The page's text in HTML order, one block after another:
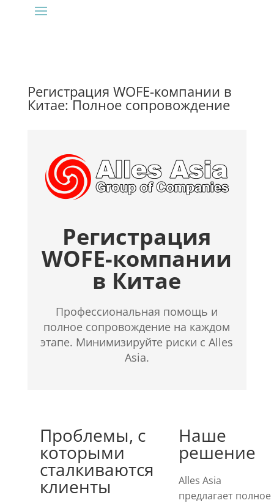
Регистрация WOFE-компании в
Китае: Полное сопровождение
Регистрация
WOFE-компании
в Китае
Профессиональная помощь и
полное сопровождение на каждом
этапе. Минимизируйте риски с Alles
Asia.
Проблемы, с
которыми
сталкиваются
клиенты
Наше
решение
Alles Asia
предлагает полное